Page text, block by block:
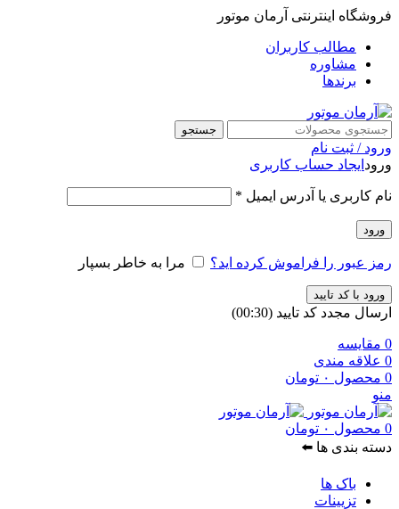
فروشگاه اینترنتی آرمان موتور
مطالب کاربران
مشاوره
برندها
جستجو
ورود / ثبت نام
ورود ایجاد حساب کاربری
نام کاربری یا آدرس ایمیل *
ورود
رمز عبور را فراموش کرده اید؟ مرا به خاطر بسپار
ورود با کد تایید
ارسال مجدد کد تایید (00:
30
)
0 مقایسه
0 علاقه مندی
0 محصول ۰ تومان
منو
0 محصول ۰ تومان
دسته بندی ها ⬅️
باک ها
تزیینات